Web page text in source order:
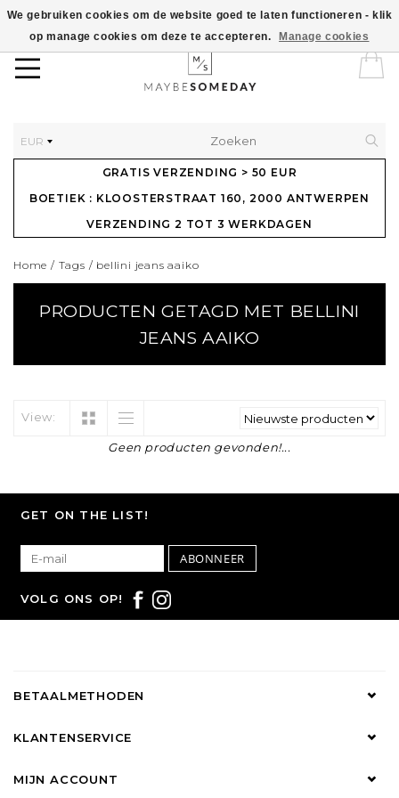
EUR
GRATIS VERZENDING > 50 EUR
BOETIEK : KLOOSTERSTRAAT 160, 2000 ANTWERPEN
VERZENDING 2 TOT 3 WERKDAGEN
Home / Tags / bellini jeans aaiko
PRODUCTEN GETAGD MET BELLINI
JEANS AAIKO
View:
Geen producten gevonden!...
We gebruiken cookies om de website goed te laten functioneren - klik
op manage cookies om deze te accepteren.
Manage cookies
GET ON THE LIST!
ABONNEER
VOLG ONS OP!
BETAALMETHODEN
KLANTENSERVICE
MIJN ACCOUNT